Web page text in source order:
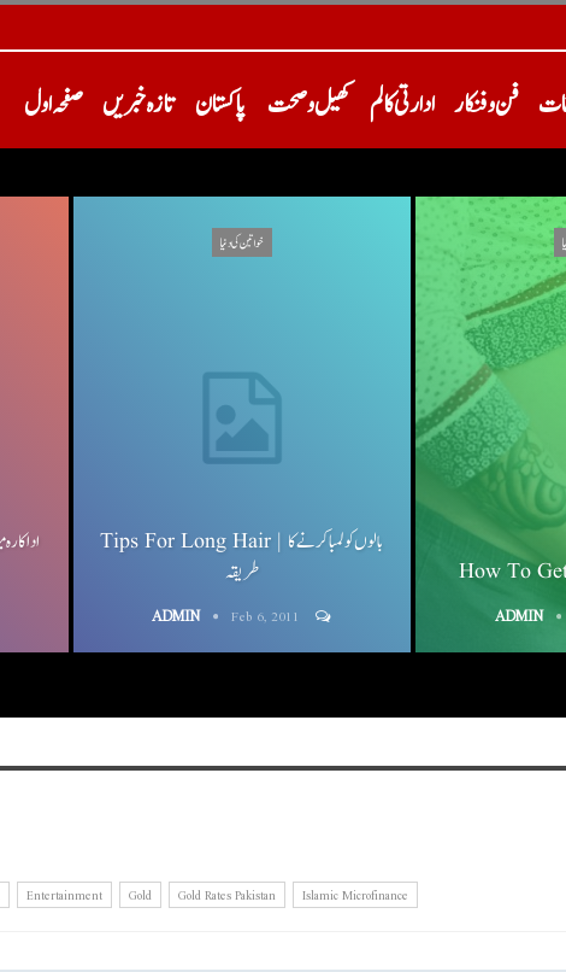
صفحہ اول تازہ خبریں پاکستان کھیل و صحت ادارتی کالم فن و فنکار
خواتین کی دنیا
Tips For Long Hair | بالوں کو لمبا کرنے کا
طریقہ
ADMIN Feb 6, 2011
How To
ADMIN
Entertainment Gold Gold Rates Pakistan Islamic Microfinance